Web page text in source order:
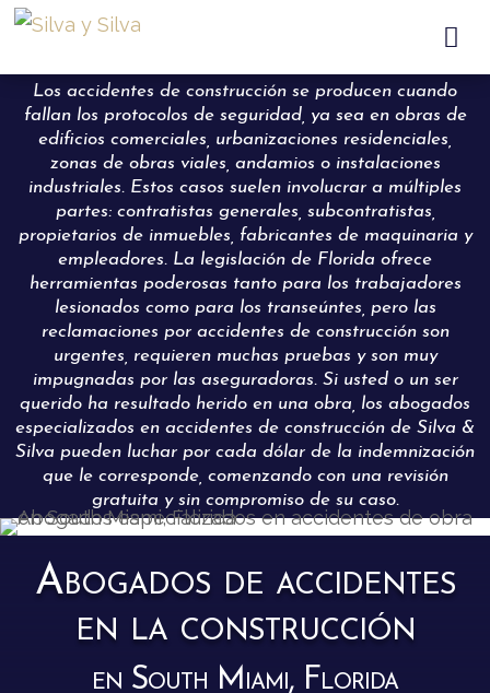

Los accidentes de construcción se producen cuando
fallan los protocolos de seguridad, ya sea en obras de
edificios comerciales, urbanizaciones residenciales,
zonas de obras viales, andamios o instalaciones
industriales. Estos casos suelen involucrar a múltiples
partes: contratistas generales, subcontratistas,
propietarios de inmuebles, fabricantes de maquinaria y
empleadores. La legislación de Florida ofrece
herramientas poderosas tanto para los trabajadores
lesionados como para los transeúntes, pero las
reclamaciones por accidentes de construcción son
urgentes, requieren muchas pruebas y son muy
impugnadas por las aseguradoras. Si usted o un ser
querido ha resultado herido en una obra, los abogados
especializados en accidentes de construcción de Silva &
Silva pueden luchar por cada dólar de la indemnización
que le corresponde, comenzando con una revisión
gratuita y sin compromiso de su caso.
Abogados de accidentes
en la construcción
en South Miami, Florida